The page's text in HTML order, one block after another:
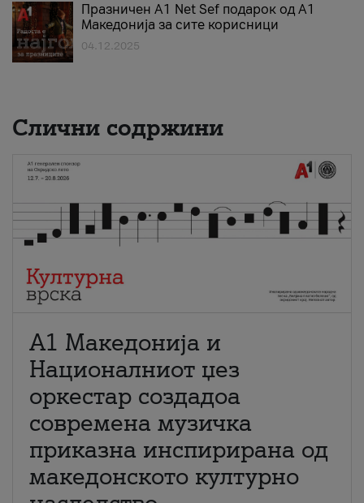
Празничен A1 Net Sеf подарок од А1
Македонија за сите корисници
04.12.2025
Слични содржини
А1 Македонија и
Националниот џез
оркестар создадоа
современа музичка
приказна инспирирана од
македонското културно